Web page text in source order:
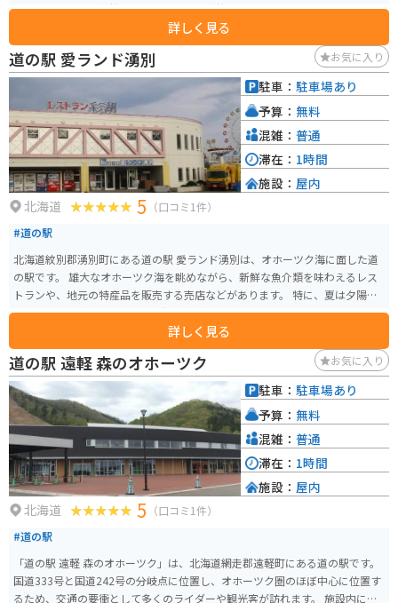
内で販売している芝桜ソフトクリームは芝桜をイメージしたピンクで華やか
り」が開催され、様々なイベントやアクティビティが楽しめます。特にヘリ
コプター遊覧飛行は人気で、上空から見下ろす芝桜の絶景は圧巻です。ま
た、ステージイベントや地元の特産品が楽しめる屋台も並びます。公園内に
は遊歩道が整備されており、ゆったりと散策しながら芝桜を鑑賞することが
できます。さらに、展望台からは公園全体を一望でき、写真撮影スポットとし
ても人気です。アクセスも良く、道の駅「香の里たきのうえ」からも近いた
め、観光の際には便利です。
詳しく見る
道の駅 愛ランド湧別 お気に入り
北海道 5 （口コミ1件）
#道の駅
北海道紋別郡湧別町にある道の駅 愛ランド湧別は、オホーツク海に面した道
の駅です。 雄大なオホーツク海を眺めながら、新鮮な魚介類を味わえるレス
トランや、地元の特産品を販売する売店などがあります。 特に、夏は夕陽が
美しく、ライダーにとっては絶好の撮影スポットとなっています。 道の駅に
は、広々とした駐車場や休憩スペースも完備されているので、ツーリングの
休憩場所としても最適です。 地元名産のホタテやサロマ湖産の牡蠣もおすす
めです。
詳しく見る
駐車： 駐車場あり
予算： 無料
混雑： 普通
滞在： 1時間
施設： 屋内
道の駅 遠軽 森のオホーツク お気に入り
北海道 5 （口コミ1件）
#道の駅
「道の駅 遠軽 森のオホーツク」は、北海道網走郡遠軽町にある道の駅です。
国道333号と国道242号の分岐点に位置し、オホーツク圏のほぼ中心に位置す
るため、交通の要衝として多くのライダーや観光客が訪れます。 施設内に
駐車： 駐車場あり
予算： 無料
混雑： 普通
滞在： 1時間
施設： 屋内